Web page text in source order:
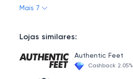
Smart Device & Safety
Mais 7
Lojas similares:
Authentic Feet
Cashback 2.05%